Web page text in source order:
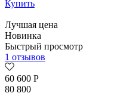
Купить
Лучшая цена
Новинка
Быстрый просмотр
1 отзывов
60 600 Р
80 800